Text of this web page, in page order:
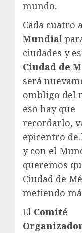
mundo.
Cada cuatro
Mundial
ciudades y
Ciudad de
será
ombligo del
eso hay que
recordarlo,
epicentro de
y con el
queremos
Ciudad de
metiendo
El Comité